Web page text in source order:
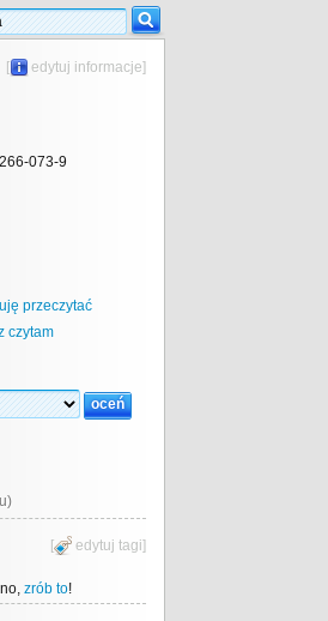
[ edytuj informacje]
073-9
przeczytać
czytam
[ edytuj tagi]
zrób to!